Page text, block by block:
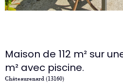
Maison de 112 m² sur
m² avec piscine.
Châteaurenard (13160)